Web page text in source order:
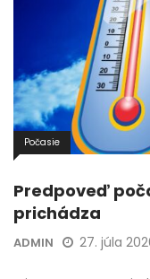
Počasie
Predpoveď
prichádza
ADMIN 27. júla